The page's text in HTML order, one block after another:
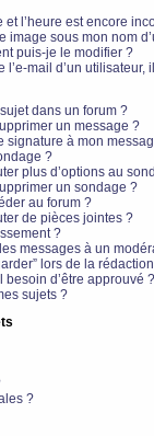
l’heure est encore
image sous mon nom
puis-je le modifier ?
mail d’un utilisateur,
dans un forum ?
un message ?
signature à mon
?
plus d’options au
un sondage ?
au forum ?
de pièces jointes ?
?
messages à un
lors de la
besoin d’être approuvé ?
sujets ?
?